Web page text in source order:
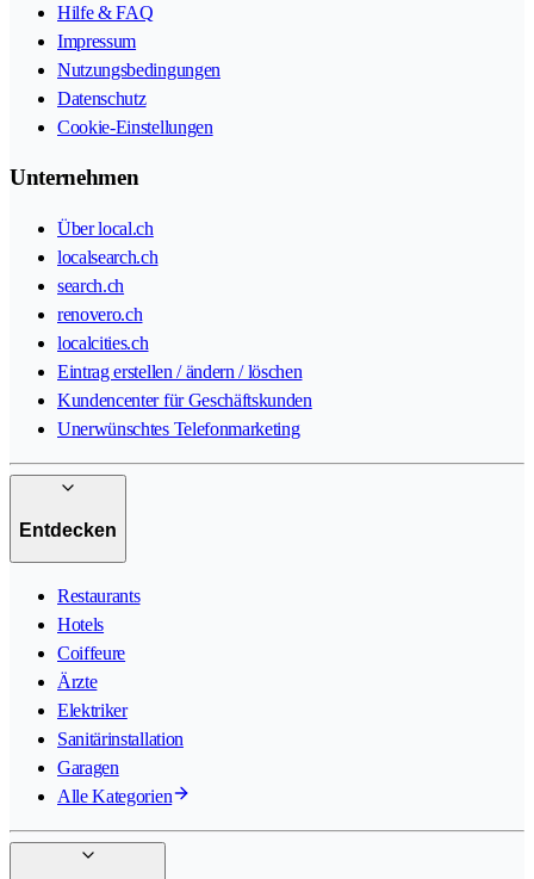
Hilfe & FAQ
Impressum
Nutzungsbedingungen
Datenschutz
Cookie-Einstellungen
Unternehmen
Über local.ch
localsearch.ch
search.ch
renovero.ch
localcities.ch
Eintrag erstellen / ändern / löschen
Kundencenter für Geschäftskunden
Unerwünschtes Telefonmarketing
Entdecken
Restaurants
Hotels
Coiffeure
Ärzte
Elektriker
Sanitärinstallation
Garagen
Alle Kategorien